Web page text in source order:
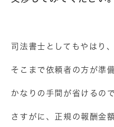
司法書士としてもやはり、
そこまで依頼者の方が準
かなりの手間が省けるので
さすがに、正規の報酬金